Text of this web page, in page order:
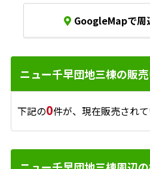
GoogleMapで周
ニュー千早団地三棟の販
下記の0件が、現在販売されて